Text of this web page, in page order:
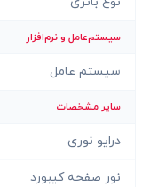
سیستم‌عامل و نرم‌افزار
سیستم عامل
سایر مشخصات
درایو نوری
نور صفحه کیبورد